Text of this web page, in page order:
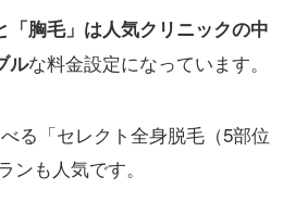
「胸毛」は人気クリニックの中
ルな料金設定になっています。
る「セレクト全身脱毛（5部位
ンも人気です。